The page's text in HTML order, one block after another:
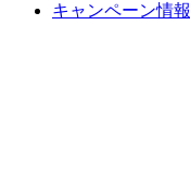
キャンペーン情報